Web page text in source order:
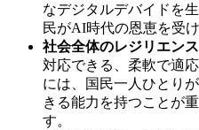
なデジタルデバイドを
民がAI時代の恩恵を受
社会全体のレジリエン
対応できる、柔軟で適
には、国民一人ひとり
きる能力を持つことが
す。